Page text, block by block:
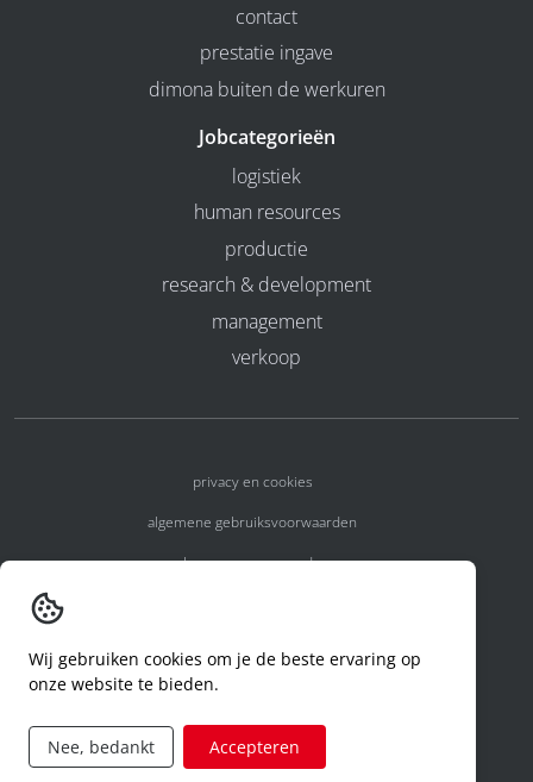
contact
prestatie ingave
dimona buiten de werkuren
Jobcategorieën
logistiek
human resources
productie
research & development
management
verkoop
privacy en cookies
algemene gebruiksvoorwaarden
algemene voorwaarden
code of conduct
aanvraag rechten ivm privacy
Wij gebruiken cookies om je de beste ervaring op
onze website te bieden.
Nee, bedankt Accepteren